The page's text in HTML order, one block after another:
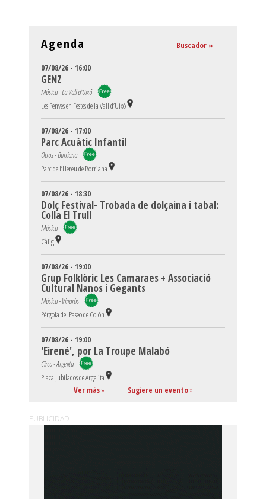
Agenda Buscador »
07/08/26 - 16:00
GENZ
Música - La Vall d'Uixó
Les Penyes en Festes de la Vall d’Uixó
07/08/26 - 17:00
Parc Acuàtic Infantil
Otros - Burriana
Parc de l’Hereu de Borriana
07/08/26 - 18:30
Dolç Festival- Trobada de dolçaina i tabal:
Colla El Trull
Música
Càlig
07/08/26 - 19:00
Grup Folklòric Les Camaraes + Associació
Cultural Nanos i Gegants
Música - Vinaròs
Pérgola del Paseo de Colón
07/08/26 - 19:00
'Eirené', por La Troupe Malabó
Circo - Argelita
Plaza Jubilados de Argelita
Ver más» Sugiere un evento»
PUBLICIDAD